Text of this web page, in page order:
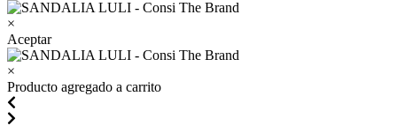
×
Aceptar
×
Producto agregado a carrito